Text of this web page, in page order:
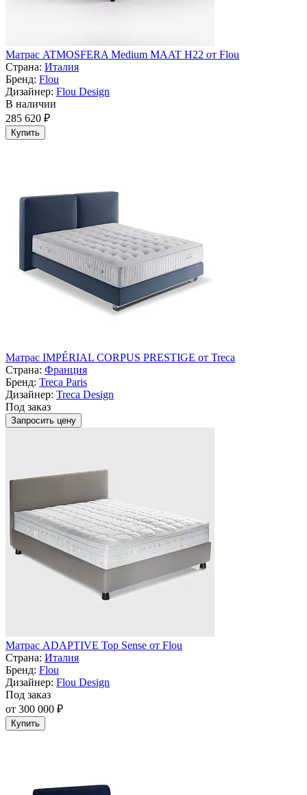
Матрас ATMOSFERA Medium MAAT H22 от Flou
Страна: Италия
Бренд: Flou
Дизайнер: Flou Design
В наличии
285 620 ₽
Купить
Матрас IMPÉRIAL CORPUS PRESTIGE от Treca
Страна: Франция
Бренд: Treca Paris
Дизайнер: Treca Design
Под заказ
Запросить цену
Матрас ADAPTIVE Top Sense от Flou
Страна: Италия
Бренд: Flou
Дизайнер: Flou Design
Под заказ
от 300 000 ₽
Купить